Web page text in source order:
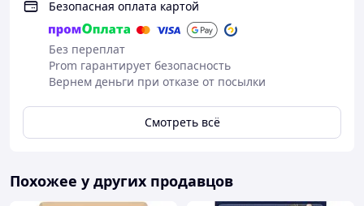
Україна, м. Київ, вул. Велика Васильківська, б. 139.
Безопасная оплата картой
Без переплат
Prom гарантирует безопасность
Вернем деньги при отказе от посылки
Смотреть всё
Похожее у других продавцов